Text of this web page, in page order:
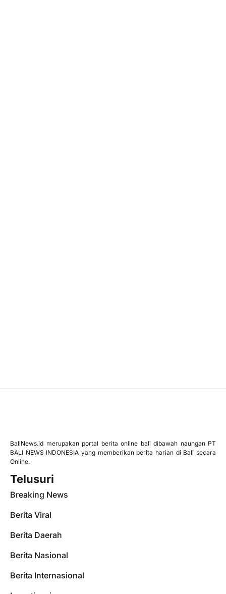
BaliNews.id merupakan portal berita online bali dibawah naungan PT
BALI NEWS INDONESIA yang memberikan berita harian di Bali secara
Online.
Telusuri
Breaking News
Berita Viral
Berita Daerah
Berita Nasional
Berita Internasional